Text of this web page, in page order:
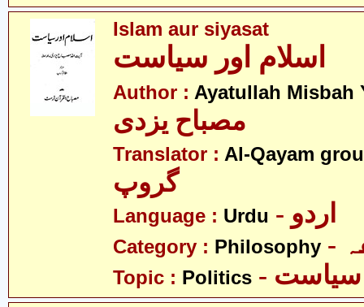
Islam aur siyasat
اسلام اور سیاست
Author : Ayatullah Misbah
مصباح یزدی
Translator : Al-Qayam
گروپ
Language : Urdu - اردو
Category : Philosophy
Topic : Politics - سیاست